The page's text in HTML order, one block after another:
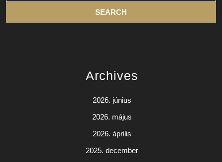
Archives
2026. június
2026. május
2026. április
2025. december